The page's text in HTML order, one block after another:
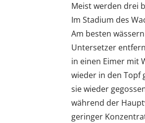
Meist werden drei
Im Stadium des
Am besten
Untersetzer
in einen Eimer mit
wieder in den Topf
sie wieder
während der
geringer